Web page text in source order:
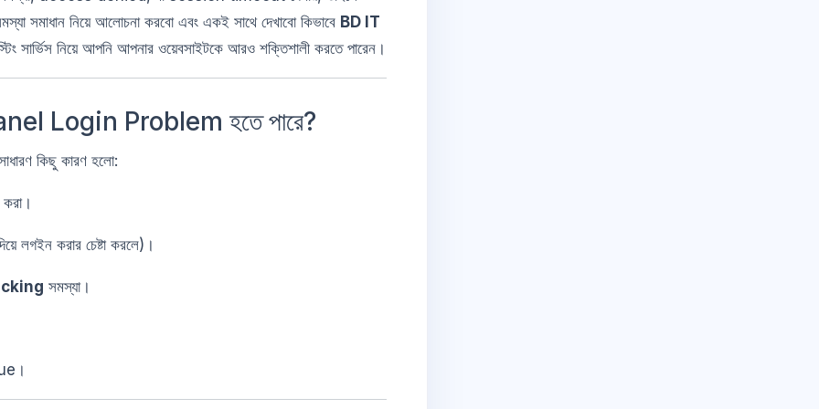
সমাধান নিয়ে আলোচনা করবো এবং একই সাথে দেখাবো কিভাবে BD IT
সার্ভিস নিয়ে আপনি আপনার ওয়েবসাইটকে আরও শক্তিশালী করতে পারেন।
Login Problem হতে পারে?
কিছু কারণ হলো:
লগইন করার চেষ্টা করলে)।
সমস্যা।